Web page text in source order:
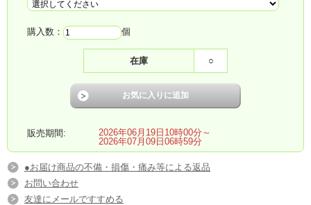
購入数： 個
在庫 ○
販売期間:
2026年06月19日10時00分～
2026年07月09日06時59分
●お届け商品の不備・損傷・痛み等による返品
お問い合わせ
友達にメールですすめる